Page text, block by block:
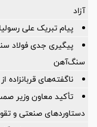
آزاد
پیام تبریک علی رسولیان، به
پیگیری جدی فولاد
سنگ‌آهن
ناگفته‌های قربانزاده از واگذاری ۱۲ درصد
تأکید معاون وزیر
دستاوردهای صنعتی و